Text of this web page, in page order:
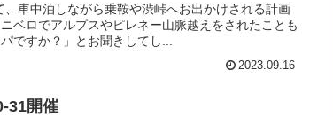
車中泊しながら乗鞍や渋峠へお出かけされる計画
ベロでアルプスやピレネー山脈越えをされたことも
ですか？」とお聞きしてし...
2023.09.16
31開催